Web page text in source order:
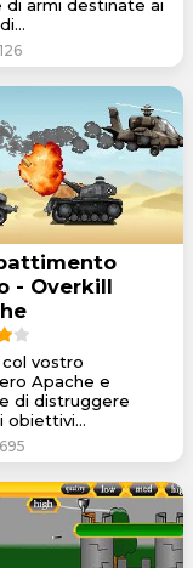
di armi destinate ai
- Overkill
vostro
Apache e
di distruggere
obiettivi...